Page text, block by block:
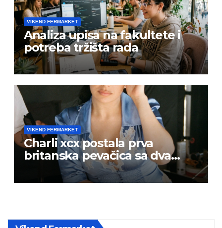
VIKEND FERMARKET
Analiza upisa na fakultete i
potreba tržišta rada
VIKEND FERMARKET
Charli xcx postala prva
britanska pevačica sa dva
albuma na prvom mestu u
istoj kalendarskoj godini